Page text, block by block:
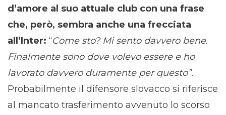
d’amore al suo attuale club con una frase
che, però, sembra anche una frecciata
all’Inter: “Come sto? Mi sento davvero bene.
Finalmente sono dove volevo essere e ho
lavorato davvero duramente per questo”.
Probabilmente il difensore slovacco si riferisce
al mancato trasferimento avvenuto lo scorso